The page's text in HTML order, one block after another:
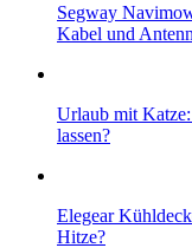
Segway
Kabel und
Urlaub mit
lassen?
Elegear
Hitze?